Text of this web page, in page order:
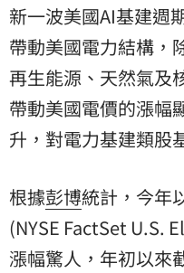
新一波美國AI基建週
帶動美國電力結構，
再生能源、天然氣及
帶動美國電價的漲幅
升，對電力基建類股
根據彭博統計，今年
(NYSE FactSet
漲幅驚人，年初以來